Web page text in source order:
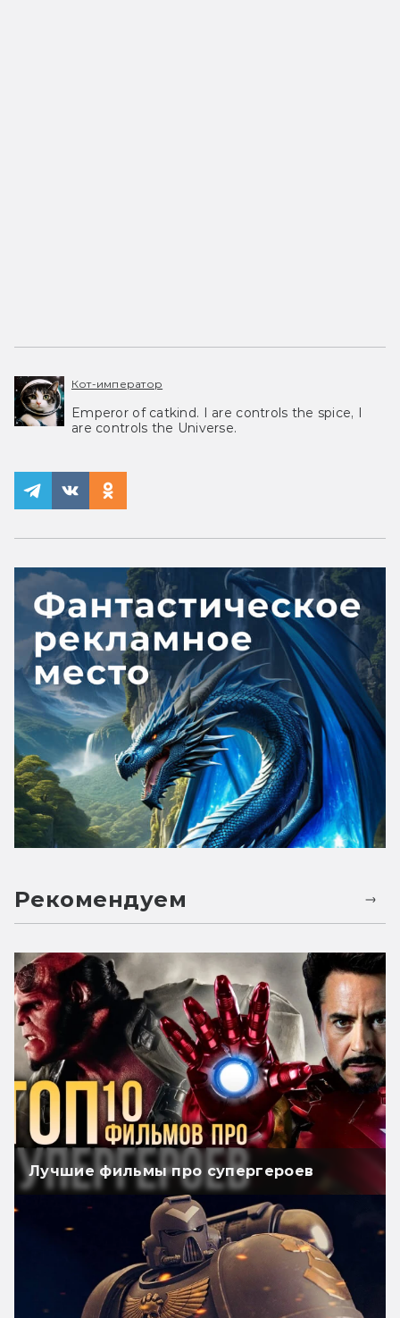
Кот-император
Emperor of catkind. I are controls the spice, I
are controls the Universe.
Рекомендуем
Лучшие фильмы про супергероев